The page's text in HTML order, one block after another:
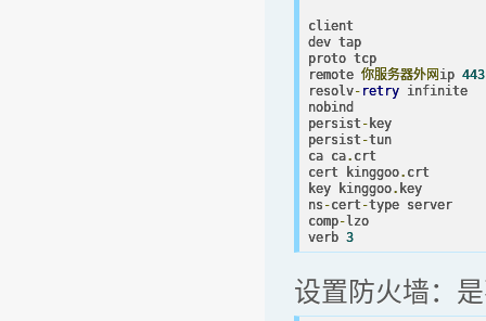
client
dev tap
proto tcp
remote 你服务器外网 ip 443
resolv- retry infinite
nobind
persist - key
persist -tun
ca ca. crt
cert kinggoo. crt
key kinggoo. key
ns -cert -type server
comp- lzo
verb 3
设置防火墙：